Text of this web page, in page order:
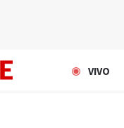
VIVO